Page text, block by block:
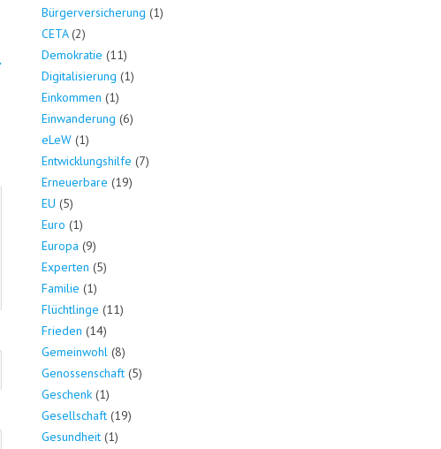
Bürgerversicherung (1)
CETA(2)
Demokratie (11)
Digitalisierung (1)
Einkommen (1)
Einwanderung (6)
eLeW (1)
Entwicklungshilfe (7)
Erneuerbare (19)
EU (5)
Euro (1)
Europa (9)
Experten (5)
Familie (1)
Flüchtlinge (11)
Frieden (14)
Gemeinwohl (8)
Genossenschaft (5)
Geschenk (1)
Gesellschaft (19)
Gesundheit (1)